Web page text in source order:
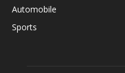
Automobile
Sports